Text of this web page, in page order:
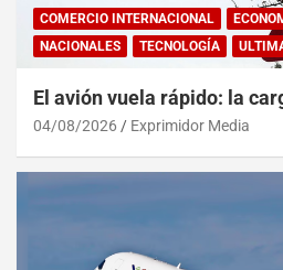
COMERCIO INTERNACIONAL
NACIONALES
TECNOLOGÍA
El avión vuela rápido: la
04/08/2026 Exprimidor Media